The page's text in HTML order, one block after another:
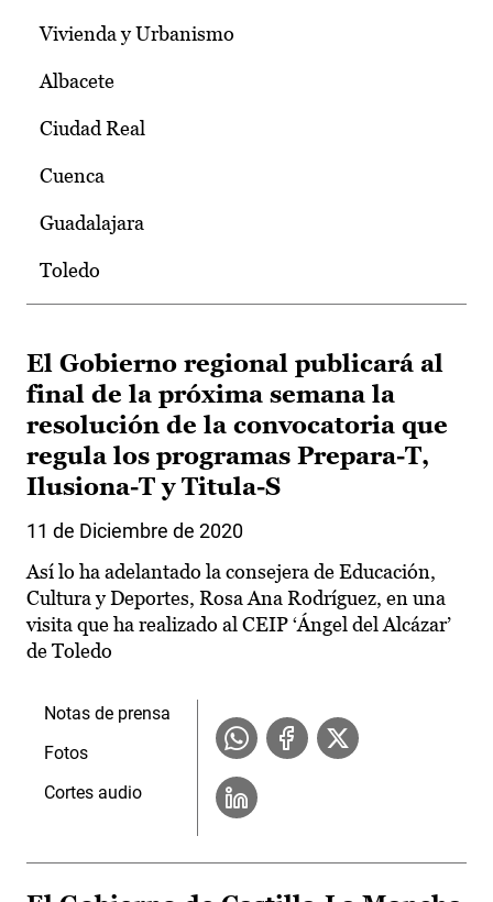
Vivienda y Urbanismo
Albacete
Ciudad Real
Cuenca
Guadalajara
Toledo
El Gobierno regional publicará al
final de la próxima semana la
resolución de la convocatoria que
regula los programas Prepara-T,
Ilusiona-T y Titula-S
11 de Diciembre de 2020
Así lo ha adelantado la consejera de Educación,
Cultura y Deportes, Rosa Ana Rodríguez, en una
visita que ha realizado al CEIP ‘Ángel del Alcázar’
de Toledo
Notas de prensa
Fotos
Cortes audio